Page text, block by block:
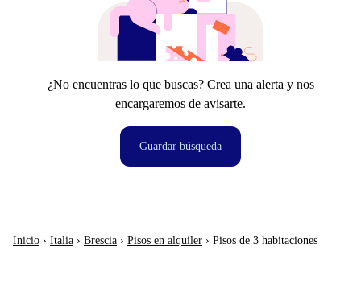
¿No encuentras lo que buscas? Crea una alerta y nos
encargaremos de avisarte.
Guardar búsqueda
Inicio › Italia › Brescia › Pisos en alquiler › Pisos de 3 habitaciones